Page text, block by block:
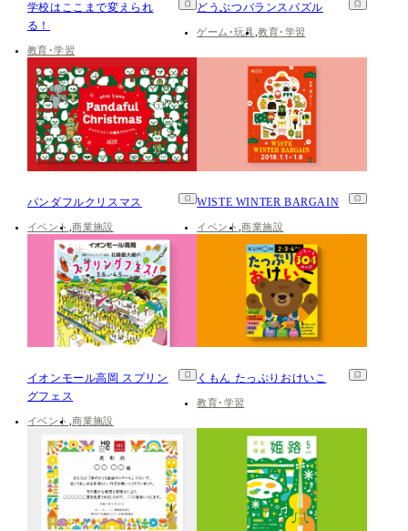
学校はここまで変えられ
る！
教育･学習
どうぶつバランスパズル
ゲーム･玩具 教育･学習
パンダフルクリスマス
イベント 商業施設
WISTE WINTER BARGAIN
イベント 商業施設
イオンモール高岡 スプリン
グフェス
イベント 商業施設
くもん たっぷりおけいこ
教育･学習